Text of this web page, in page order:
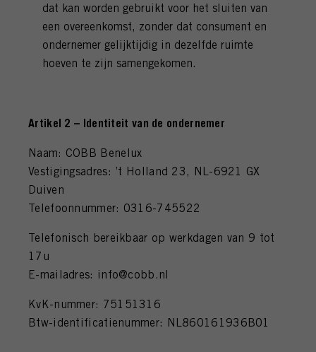
dat kan worden gebruikt voor het sluiten van
een overeenkomst, zonder dat consument en
ondernemer gelijktijdig in dezelfde ruimte
hoeven te zijn samengekomen.
Artikel 2 – Identiteit van de ondernemer
Naam: COBB Benelux
Vestigingsadres: ’t Holland 23, NL-6921 GX
Duiven
Telefoonnummer: 0316-745522
Telefonisch bereikbaar op werkdagen van 9 tot
17u
E-mailadres: info@cobb.nl
KvK-nummer: 75151316
Btw-identificatienummer: NL860161936B01